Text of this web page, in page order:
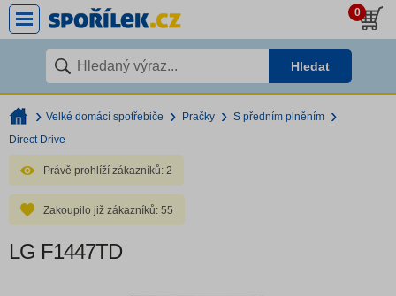
0
Hledat
Velké domácí spotřebiče Pračky
S předním plněním
Direct Drive
Právě prohlíží zákazníků: 2
Zakoupilo již zákazníků: 55
LG F1447TD